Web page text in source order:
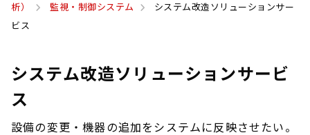
析）
監視・制御システム
システム改造ソリューションサー
ビス
システム改造ソリューションサービ
ス
設備の変更・機器の追加をシステムに反映させたい。